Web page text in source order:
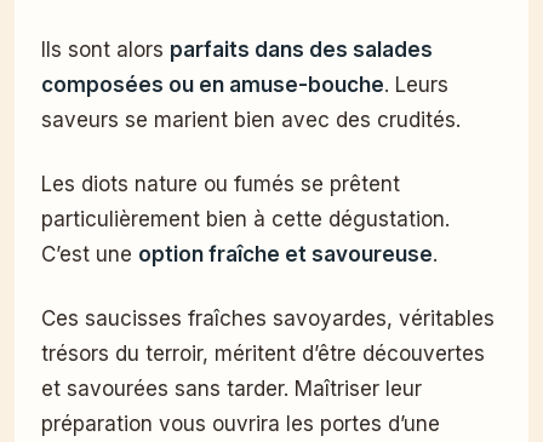
Ils sont alors parfaits dans des salades
composées ou en amuse-bouche. Leurs
saveurs se marient bien avec des crudités.
Les diots nature ou fumés se prêtent
particulièrement bien à cette dégustation.
C’est une option fraîche et savoureuse.
Ces saucisses fraîches savoyardes, véritables
trésors du terroir, méritent d’être découvertes
et savourées sans tarder. Maîtriser leur
préparation vous ouvrira les portes d’une